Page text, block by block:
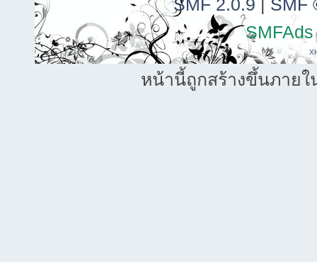
SMF 2.0.9 | SMF
SMFAds
หน้านี้ถูกสร้างขึ้นภายใ